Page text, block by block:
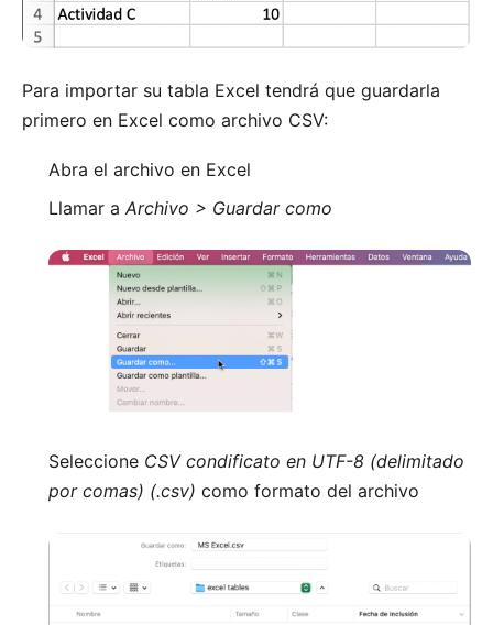
Para importar su tabla Excel tendrá que guardarla
primero en Excel como archivo CSV:
Abra el archivo en Excel
Llamar a Archivo > Guardar como
Seleccione CSV condificato en UTF-8 (delimitado
por comas) (.csv) como formato del archivo